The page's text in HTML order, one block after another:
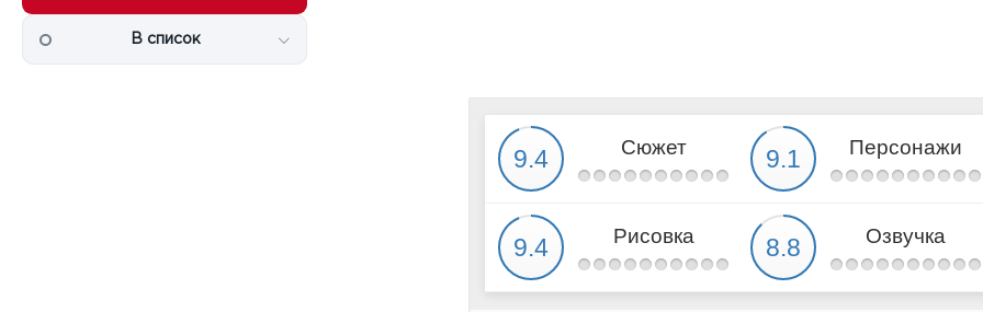
В список
Сюжет Персонажи
Рисовка Озвучка